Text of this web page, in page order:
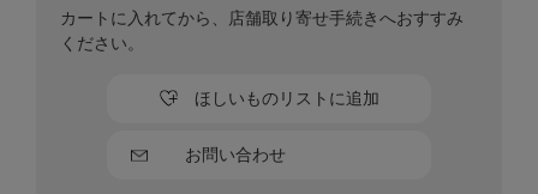
お問い合わせ
ほしいものリストに追加
カートに入れてから、店舗取り寄せ手続きへおすすみ
ください。